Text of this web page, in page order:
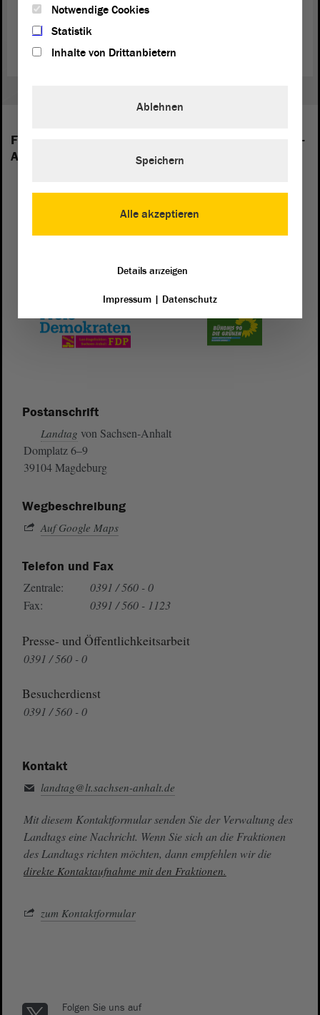
Zur Internetseite von Terre des Femmes
Folgende Fraktionen sind im Landtag von Sachsen-
Anhalt vertreten:
Postanschrift
Landtag von Sachsen-Anhalt
Domplatz 6–9
39104 Magdeburg
Wegbeschreibung
Auf Google Maps
Telefon und Fax
Zentrale:
0391 / 560 - 0
Fax:
0391 / 560 - 1123
Presse- und Öffentlichkeitsarbeit
0391 / 560 - 0
Besucherdienst
0391 / 560 - 0
Kontakt
landtag@lt.sachsen-anhalt.de
Mit diesem Kontaktformular senden Sie der Verwaltung des
Landtags eine Nachricht. Wenn Sie sich an die Fraktionen
des Landtags richten möchten, dann empfehlen wir die
direkte Kontaktaufnahme mit den Fraktionen.
zum Kontaktformular
Folgen Sie uns auf
Notwendige Cookies
Statistik
Inhalte von Drittanbietern
Alle akzeptieren
Ablehnen
Speichern
Details anzeigen
Impressum| Datenschutz